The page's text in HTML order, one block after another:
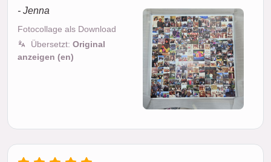
- Jenna
Fotocollage als Download
Übersetzt: Original
anzeigen (en)